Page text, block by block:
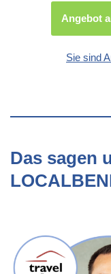
Angebot
Sie sind
Das sagen